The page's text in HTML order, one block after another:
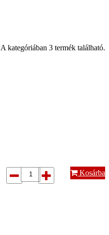
A kategóriában 3 termék található.
Kosárba